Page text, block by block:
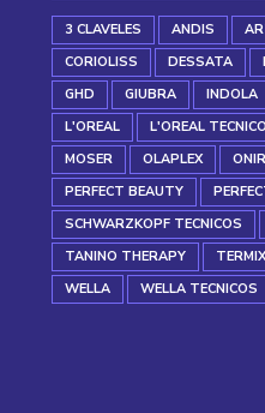
3 CLAVELES ANDIS
CORIOLISS
DESSATA
GHD
GIUBRA INDOLA
L'OREAL
L'OREAL
MOSER
OLAPLEX
PERFECT BEAUTY
SCHWARZKOPF TECNICOS
TANINO THERAPY
WELLA
WELLA TECNICOS